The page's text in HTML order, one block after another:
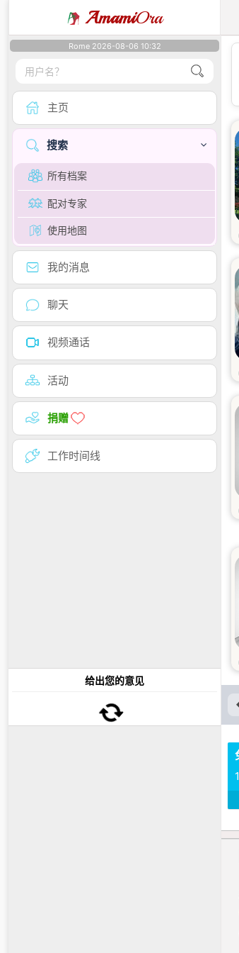
AmamiOra
Rome 2026-08-06 10:32
主页
搜索
所有档案
配对专家
使用地图
我的消息
聊天
视频通话
活动
捐赠
工作时间线
给出您的意见